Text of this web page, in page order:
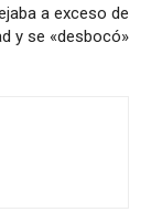
a exceso de
y se «desbocó»